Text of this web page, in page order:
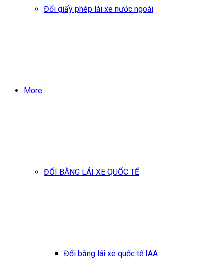
Đổi giấy phép lái xe nước ngoài
More
ĐỔI BẰNG LÁI XE QUỐC TẾ
Đổi bằng lái xe quốc tế IAA